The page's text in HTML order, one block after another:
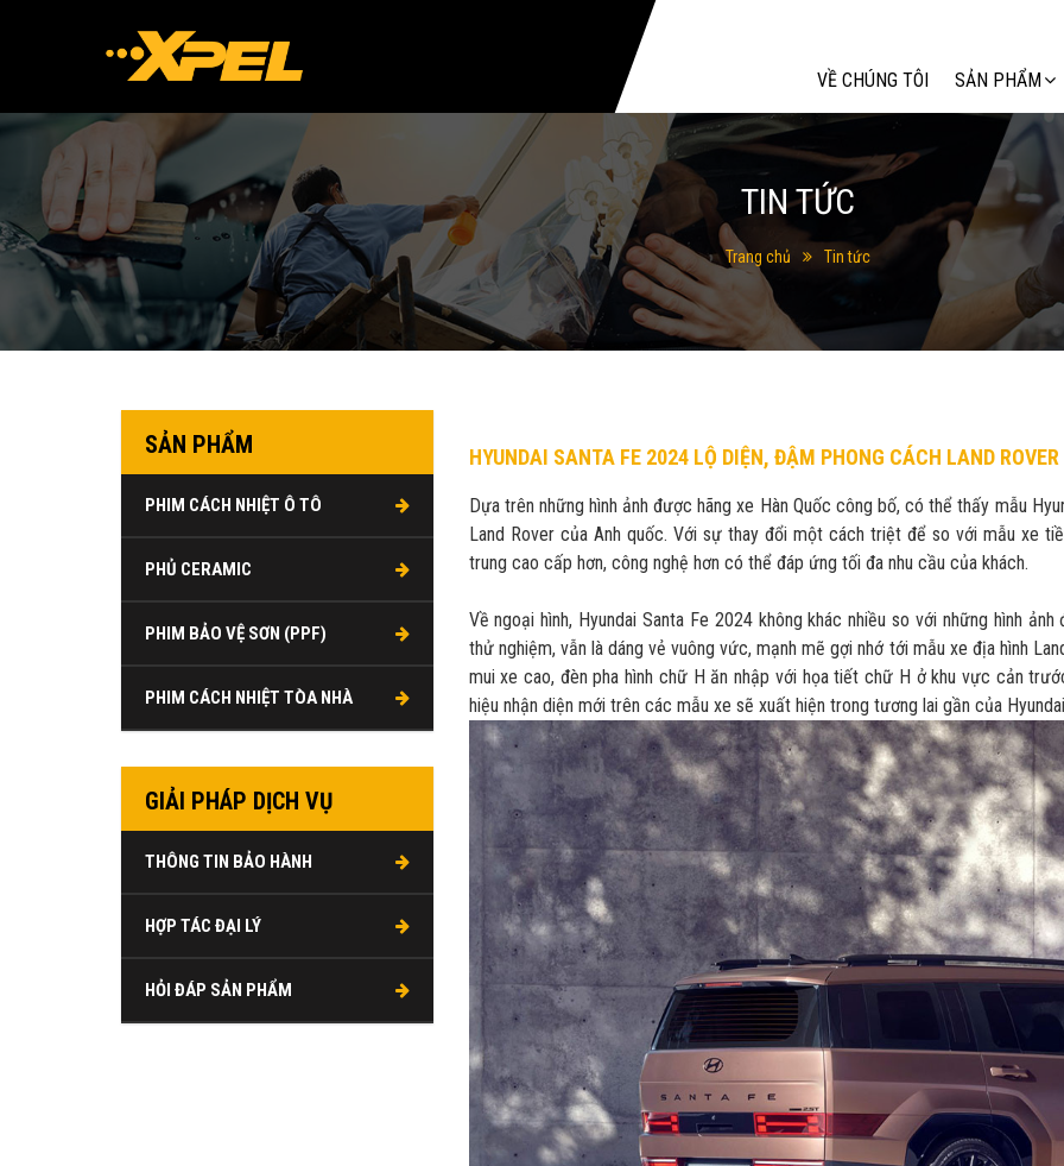
VỀ CHÚNG TÔI SẢN PHẨM
TIN TỨC
Trang chủ Tin tức
HYUNDAI SANTA FE 2024 LỘ DIỆN, ĐẬM PHONG CÁCH LAND ROVER
Dựa trên những hình ảnh được hãng xe Hàn Quốc công bố, có thể thấy mẫu
Land Rover của Anh quốc. Với sự thay đổi một cách triệt để so với mẫu xe
trung cao cấp hơn, công nghệ hơn có thể đáp ứng tối đa nhu cầu của khách.
Về ngoại hình, Hyundai Santa Fe 2024 không khác nhiều so với những hình
thử nghiệm, vẫn là dáng vẻ vuông vức, mạnh mẽ gợi nhớ tới mẫu xe địa hình
mui xe cao, đèn pha hình chữ H ăn nhập với họa tiết chữ H ở khu vực cản
hiệu nhận diện mới trên các mẫu xe sẽ xuất hiện trong tương lai gần của
SẢN PHẨM
PHIM CÁCH NHIỆT Ô TÔ
PHỦ CERAMIC
PHIM BẢO VỆ SƠN (PPF)
PHIM CÁCH NHIỆT TÒA NHÀ
GIẢI PHÁP DỊCH VỤ
THÔNG TIN BẢO HÀNH
HỢP TÁC ĐẠI LÝ
HỎI ĐÁP SẢN PHẨM